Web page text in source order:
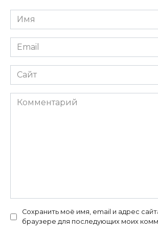
Имя
*
Email
*
Сайт
Комментарий
Сохранить моё имя, email и адрес
браузере для последующих моих